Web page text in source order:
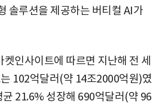
솔루션을 제공하는 버티컬 AI가
인사이트에 따르면 지난해 전 세
102억달러(약 14조2000억원)였
21.6% 성장해 690억달러(약 96